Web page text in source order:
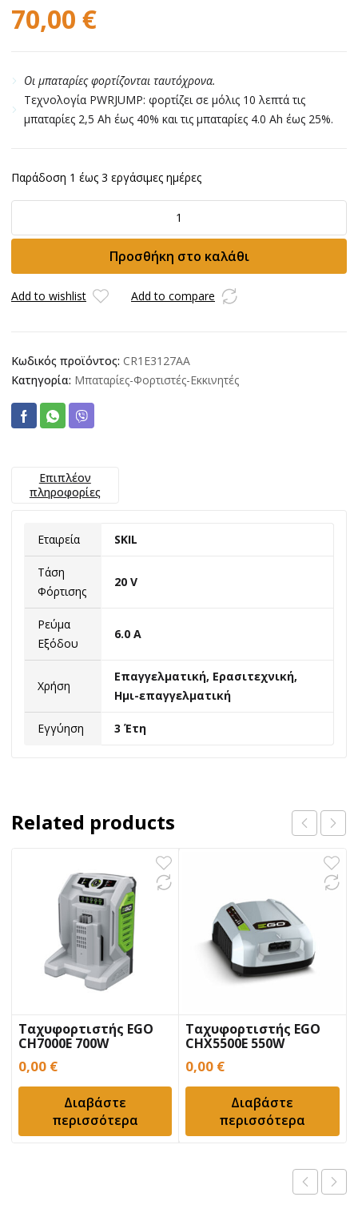
70,00 €
Οι μπαταρίες φορτίζονται ταυτόχρονα.
Τεχνολογία PWRJUMP: φορτίζει σε μόλις 10 λεπτά τις
μπαταρίες 2,5 Ah έως 40% και τις μπαταρίες 4.0 Ah έως 25%.
Παράδοση 1 έως 3 εργάσιμες ημέρες
20V
2
θέσεων
Προσθήκη στο καλάθι
Add to wishlist Add to compare
Κωδικός προϊόντος: CR1E3127AA
Κατηγορία: Μπαταρίες-Φορτιστές-Εκκινητές
Επιπλέον
πληροφορίες
Εταιρεία SKIL
Τάση
Φόρτισης
20 V
Ρεύμα
Εξόδου
6.0 A
Χρήση
Επαγγελματική, Ερασιτεχνική,
Ημι-επαγγελματική
Εγγύηση 3 Έτη
Related products
Tαχυφορτιστής EGO
CΗ7000Ε 700W
0,00 €
Διαβάστε
περισσότερα
Ταχυφορτιστής EGO
CΗX5500Ε 550W
0,00 €
Διαβάστε
περισσότερα